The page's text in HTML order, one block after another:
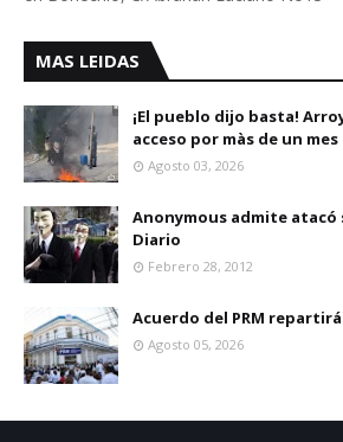
MAS LEIDAS
¡El pueblo dijo basta!
acceso por màs de un mes
Agosto 03, 2026
Anonymous admite
Diario
Febrero 28, 2012
Acuerdo del PRM
Agosto 05, 2026